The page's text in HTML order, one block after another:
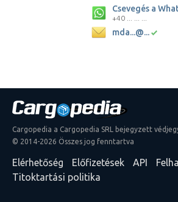
Csevegés a
+40 ... ... ...
mda...@...
Cargopedia a Cargopedia SRL bejegyzett
© 2014-2026 Összes jog fenntartva
Elérhetőség Előfizetések API
Titoktartási politika